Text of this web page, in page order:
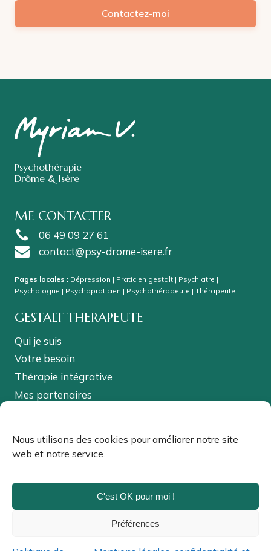
Nous utilisons des cookies pour améliorer notre site
web et notre service.
C'est OK pour moi !
Préférences
Contactez-moi
Psychothérapie
Drôme & Isère
ME CONTACTER
06 49 09 27 61
contact@psy-drome-isere.fr
Pages locales : Dépression | Praticien gestalt | Psychiatre |
Psychologue | Psychopraticien | Psychothérapeute | Thérapeute
GESTALT THERAPEUTE
Qui je suis
Votre besoin
Thérapie intégrative
Mes partenaires
© 2026 Myriam Vouters